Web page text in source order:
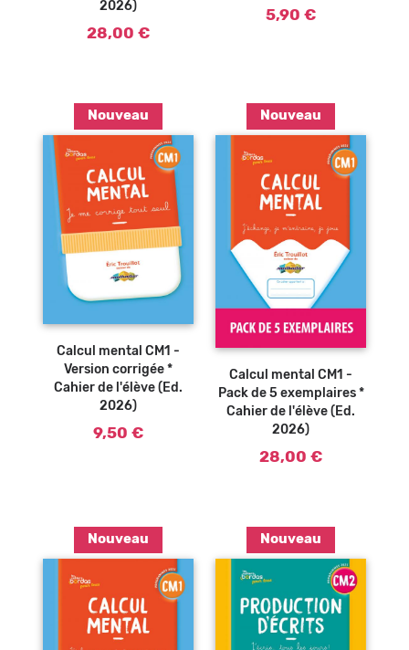
2026)
28,00 €
5,90 €
Nouveau
Ajouter au
Calcul mental CM1 -
Version corrigée *
Cahier de l'élève (Ed.
2026)
9,50 €
Nouveau
Calcul mental CM1 -
Pack de 5 exemplaires *
Cahier de l'élève (Ed.
2026)
28,00 €
Nouveau Nouveau